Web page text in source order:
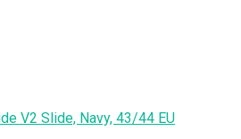
V2 Slide, Navy, 43/44 EU